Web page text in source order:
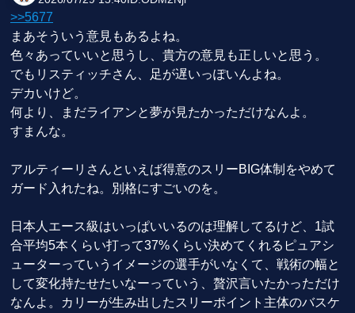
>>5677
まあそういう意見もあるよね。
色々あっていいと思うし、貴方の意見も正しいと思う。
でもリスティッチさん、足が遅いっぽいんよね。
デカいけど。
何より、まだライアンと夢が見たかっただけなんよ。
すまんな。
アルティーリさんといえば得意のスリーBIG体制をやめて
ガード入れたね。別格にすごいのを。
日本人エース級はいっぱいいるのは理解してるけど、1試
合平均5本くらい打って37%くらい決めてくれるピュアシ
ューターっていうイメージの選手がいなくて、戦術の幅と
して変化持たせたいなーっていう、贅沢言いたかっただけ
なんよ。カリーが生み出したスリーポイント主体のバスケ